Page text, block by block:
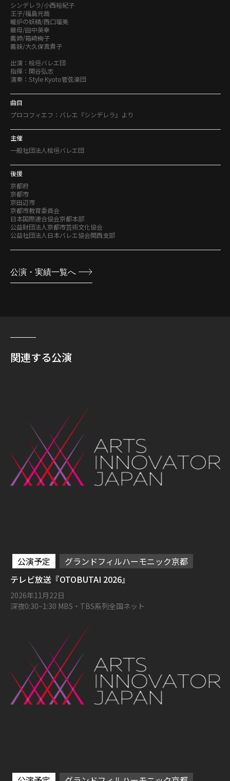
シンデレラ/小西裕紀子
王子/福島元哉
暖炉の妖精/西口瑠美
継母/田中英幸
義姉/箱崎絢子
義妹/大久保真貴子
出演：桧垣バレエ団
指揮：関谷弘志
演奏：Style Kyoto管弦楽団
曲目
プロコフィエフ：バレエ『シンデレラ』より
主催
一般社団法人桧垣バレエ団
後援
京都府
京都市
京田辺市
京都市教育委員会
日本国際連合協会京都本部
公益財団法人京都市芸術文化協会
公益社団法人日本バレエ協会関西支部
公演・実績一覧へ
関連する公演
公演予定
グランドフィルハーモニック京都
テレビ放送『OTOBUTAI 2026』
2026年11月22日
深夜0:30~1:30 MBS・TBS系列全国ネット